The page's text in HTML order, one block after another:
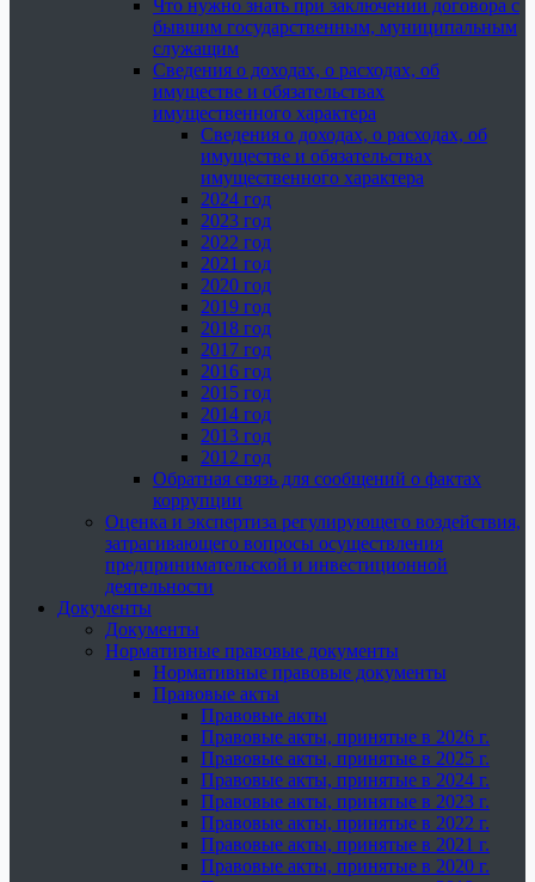
Что нужно знать при заключении договора с
бывшим государственным, муниципальным
служащим
Сведения о доходах, о расходах, об
имуществе и обязательствах
имущественного характера
Сведения о доходах, о расходах, об
имуществе и обязательствах
имущественного характера
2024 год
2023 год
2022 год
2021 год
2020 год
2019 год
2018 год
2017 год
2016 год
2015 год
2014 год
2013 год
2012 год
Обратная связь для сообщений о фактах
коррупции
Оценка и экспертиза регулирующего воздействия,
затрагивающего вопросы осуществления
предпринимательской и инвестиционной
деятельности
Документы
Документы
Нормативные правовые документы
Нормативные правовые документы
Правовые акты
Правовые акты
Правовые акты, принятые в 2026 г.
Правовые акты, принятые в 2025 г.
Правовые акты, принятые в 2024 г.
Правовые акты, принятые в 2023 г.
Правовые акты, принятые в 2022 г.
Правовые акты, принятые в 2021 г.
Правовые акты, принятые в 2020 г.